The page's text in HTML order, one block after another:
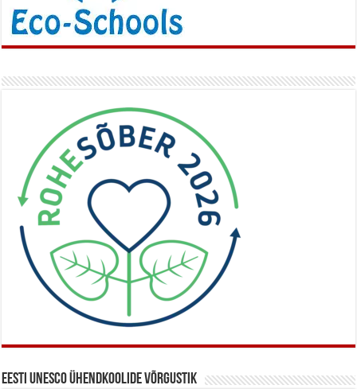
Eesti UNESCO ühendkoolide võrgustik